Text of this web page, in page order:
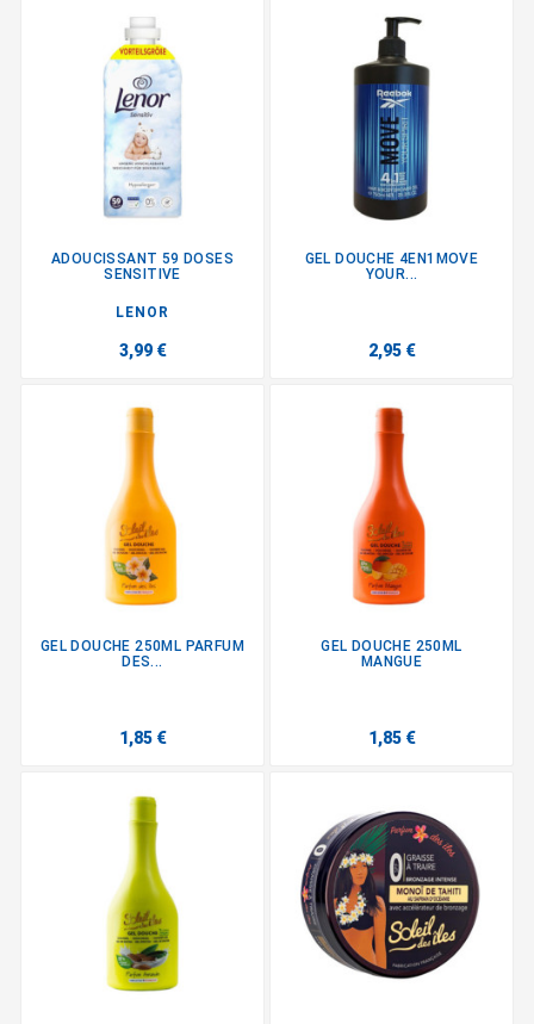
ADOUCISSANT 59 DOSES
SENSITIVE
LENOR
3,99 €
GEL DOUCHE 4EN1MOVE
YOUR...
2,95 €
GEL DOUCHE 250ML PARFUM
DES...
1,85 €
GEL DOUCHE 250ML
MANGUE
1,85 €